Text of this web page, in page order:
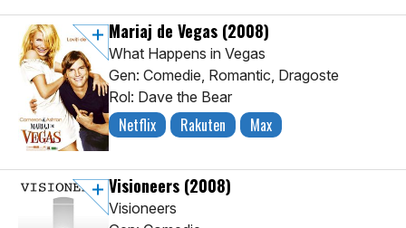
Mariaj de Vegas (2008)
What Happens in Vegas
Gen: Comedie, Romantic, Dragoste
Rol: Dave the Bear
Netflix Rakuten Max
Visioneers (2008)
Visioneers